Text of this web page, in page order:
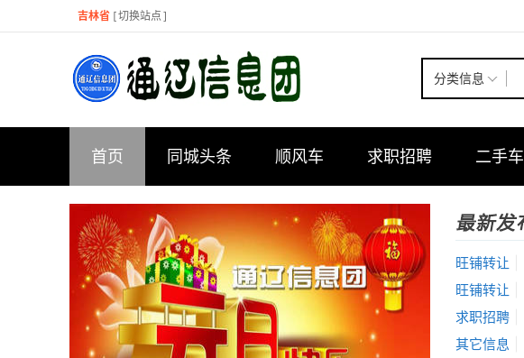
吉林省 [切换站点 ]
分类信息
首页 同城头条 顺风车 求职招聘 二手车
旺铺转让
旺铺转让
求职招聘
其它信息